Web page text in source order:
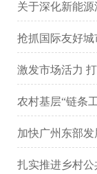
关于深化新能
议 ——以广汽集
抢抓国际友好
激发市场活力
农村基层“链条
加快广州东部
扎实推进乡村公